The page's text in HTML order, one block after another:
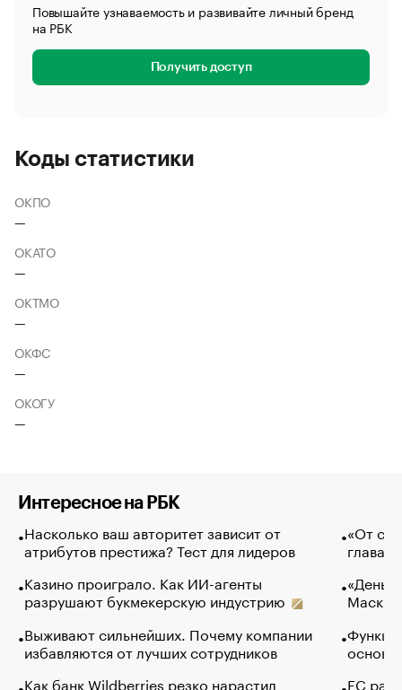
Повышайте узнаваемость и развивайте личный бренд
на РБК
Получить доступ
Коды статистики
ОКПО
—
ОКАТО
—
ОКТМО
—
ОКФС
—
ОКОГУ
—
Интересное на РБК
Насколько ваш авторитет зависит от
атрибутов престижа? Тест для лидеров
Казино проиграло. Как ИИ-агенты
разрушают букмекерскую индустрию
Выживают сильнейших. Почему компании
избавляются от лучших сотрудников
Как банк Wildberries резко нарастил
«От
глава
Маск в
основ
ЕС